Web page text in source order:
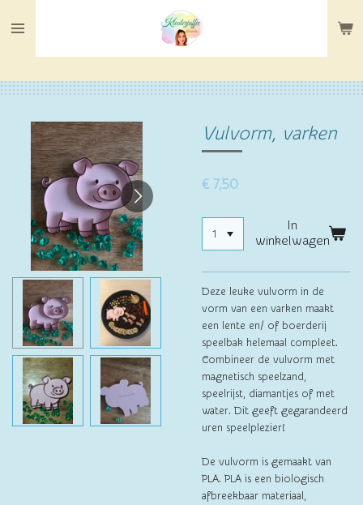
direct
hoofdinhoud
Vulvorm, varken
€ 7,50
In
winkelwagen
Deze leuke vulvorm in de
vorm van een varken maakt
een lente en/ of boerderij
speelbak helemaal compleet.
Combineer de vulvorm met
magnetisch speelzand,
speelrijst, diamantjes of met
water. Dit geeft gegarandeerd
uren speelplezier!
De vulvorm is gemaakt van
PLA. PLA is een biologisch
afbreekbaar materiaal,